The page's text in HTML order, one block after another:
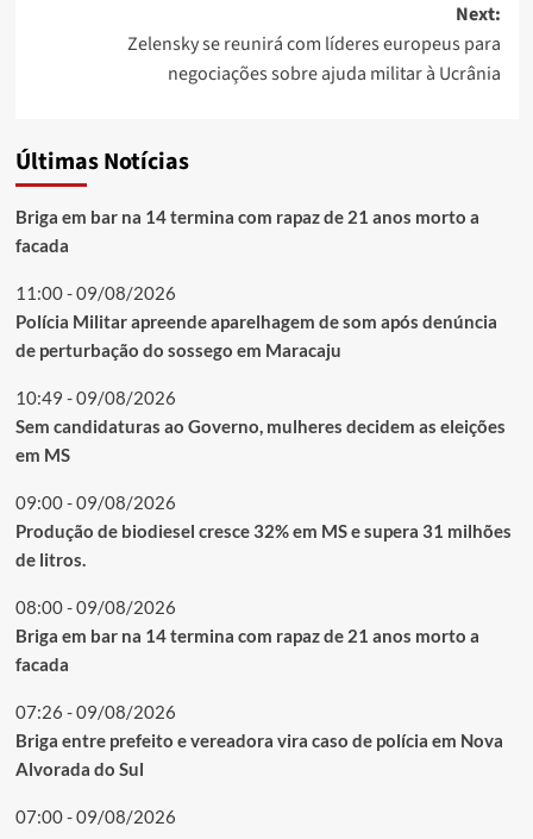
Next:
Zelensky se reunirá com líderes europeus para
negociações sobre ajuda militar à Ucrânia
Últimas Notícias
Briga em bar na 14 termina com rapaz de 21 anos morto a
facada
11:00 - 09/08/2026
Polícia Militar apreende aparelhagem de som após denúncia
de perturbação do sossego em Maracaju
10:49 - 09/08/2026
Sem candidaturas ao Governo, mulheres decidem as eleições
em MS
09:00 - 09/08/2026
Produção de biodiesel cresce 32% em MS e supera 31 milhões
de litros.
08:00 - 09/08/2026
Briga em bar na 14 termina com rapaz de 21 anos morto a
facada
07:26 - 09/08/2026
Briga entre prefeito e vereadora vira caso de polícia em Nova
Alvorada do Sul
07:00 - 09/08/2026